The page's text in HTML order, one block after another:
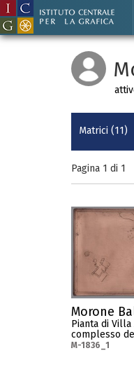
Matrici (11)
Pagina 1 di 1
Morone
Pianta di
complesso
M-1836_1